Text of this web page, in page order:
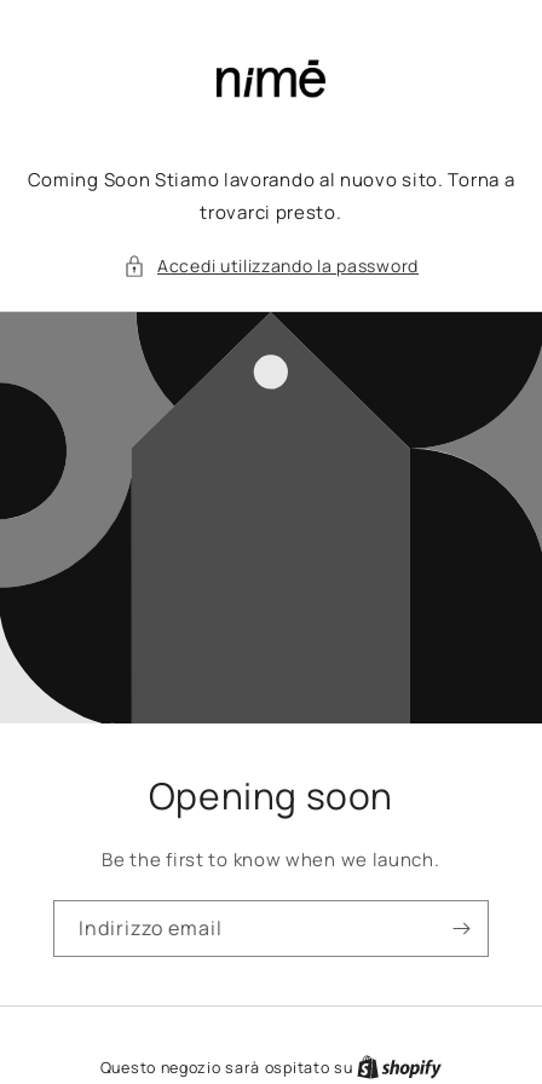
Coming Soon Stiamo lavorando al nuovo sito. Torna a
trovarci presto.
Accedi utilizzando la password
Opening soon
Be the first to know when we launch.
Indirizzo email
Questo negozio sarà ospitato su